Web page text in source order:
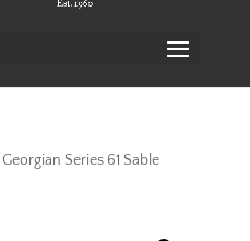
Series 61 Sable